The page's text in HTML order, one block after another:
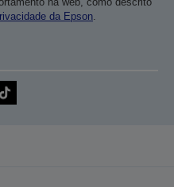
da Epson.